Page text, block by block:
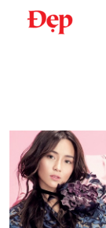
Chuyển